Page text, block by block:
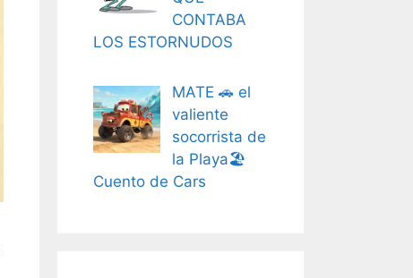
CONTABA
LOS ESTORNUDOS
MATE 🚗 el
valiente
socorrista de
la Playa🏖️
Cuento de Cars